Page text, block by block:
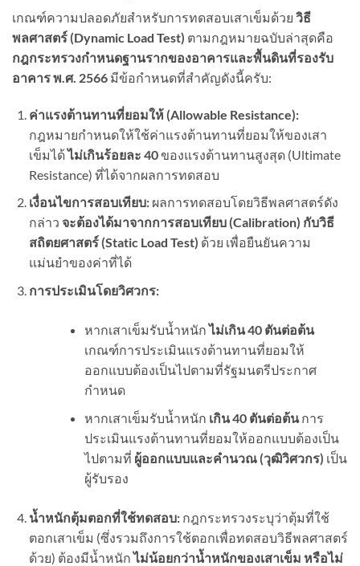
เกณฑ์ความปลอดภัยสำหรับการทดสอบเสาเข็มด้วย วิธี
พลศาสตร์ (Dynamic Load Test) ตามกฎหมายฉบับล่าสุดคือ
กฎกระทรวงกำหนดฐานรากของอาคารและพื้นดินที่รองรับ
อาคาร พ.ศ. 2566 มีข้อกำหนดที่สำคัญดังนี้ครับ:
ค่าแรงต้านทานที่ยอมให้ (Allowable Resistance):
กฎหมายกำหนดให้ใช้ค่าแรงต้านทานที่ยอมให้ของเสา
เข็มได้ไม่เกินร้อยละ 40ของแรงต้านทานสูงสุด (Ultimate
Resistance) ที่ได้จากผลการทดสอบ
เงื่อนไขการสอบเทียบ:ผลการทดสอบโดยวิธีพลศาสตร์ดัง
กล่าว จะต้องได้มาจากการสอบเทียบ (Calibration) กับวิธี
สถิตยศาสตร์ (Static Load Test) ด้วย เพื่อยืนยันความ
แม่นยำของค่าที่ได้
การประเมินโดยวิศวกร:
หากเสาเข็มรับน้ำหนักไม่เกิน 40 ตันต่อต้น
เกณฑ์การประเมินแรงต้านทานที่ยอมให้
ออกแบบต้องเป็นไปตามที่รัฐมนตรีประกาศ
กำหนด
หากเสาเข็มรับน้ำหนัก เกิน 40 ตันต่อต้นการ
ประเมินแรงต้านทานที่ยอมให้ออกแบบต้องเป็น
ไปตามที่ ผู้ออกแบบและคำนวณ (วุฒิวิศวกร) เป็น
ผู้รับรอง
น้ำหนักตุ้มตอกที่ใช้ทดสอบ:กฎกระทรวงระบุว่าตุ้มที่ใช้
ตอกเสาเข็ม (ซึ่งรวมถึงการใช้ตอกเพื่อทดสอบวิธีพลศาสตร์
ด้วย) ต้องมีน้ำหนักไม่น้อยกว่าน้ำหนักของเสาเข็ม หรือไม่